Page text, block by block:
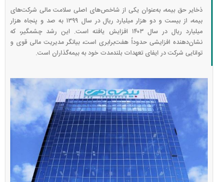
ذخایر حق بیمه، به‌عنوان یکی از شاخص‌های اصلی سلامت مالی شرکت‌های
بیمه، از بیست و دو هزار میلیارد ریال در سال ۱۳۹۹ به صد و پنجاه هزار
میلیارد ریال در سال ۱۴۰۳ افزایش یافته است. این رشد چشمگیر، که
نشان‌دهنده افزایشی حدوداً هفت‌برابری است، بیانگر مدیریت مالی قوی و
توانایی شرکت در ایفای تعهدات بلندمدت خود به بیمه‌گذاران است.